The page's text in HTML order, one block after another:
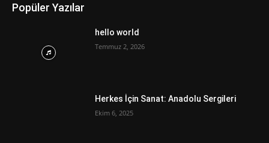
Popüler Yazılar
hello world
Temmuz 2, 2026
Herkes İçin Sanat: Anadolu Sergileri
Ekim 6, 2025